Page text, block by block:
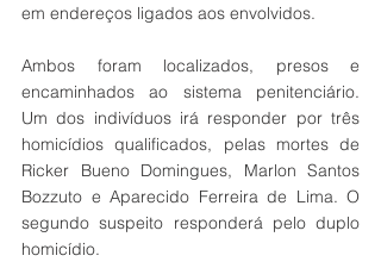
em endereços ligados aos envolvidos.
Ambos foram localizados, presos e
encaminhados ao sistema penitenciário.
Um dos indivíduos irá responder por três
homicídios qualificados, pelas mortes de
Ricker Bueno Domingues, Marlon Santos
Bozzuto e Aparecido Ferreira de Lima. O
segundo suspeito responderá pelo duplo
homicídio.